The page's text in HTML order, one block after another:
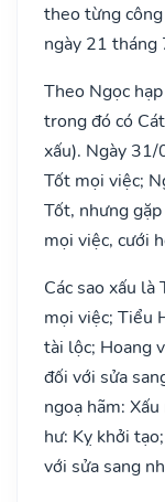
theo từng
ngày 21 tháng
Theo Ngọc
trong đó có
xấu). Ngày
Tốt mọi việc;
Tốt, nhưng
mọi việc, cưới
Các sao xấu
mọi việc; Tiểu
tài lộc; Hoang
đối với sửa
ngoạ hãm:
hư: Kỵ khởi
với sửa sang